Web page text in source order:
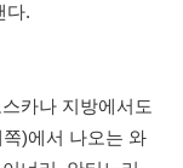
다.
카나 지방에서도
)에서 나오는 와